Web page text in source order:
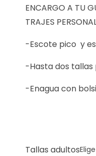
ENCARGO A TU
TRAJES
-Escote pico y
-Hasta dos
-Enagua con
Tallas adultos